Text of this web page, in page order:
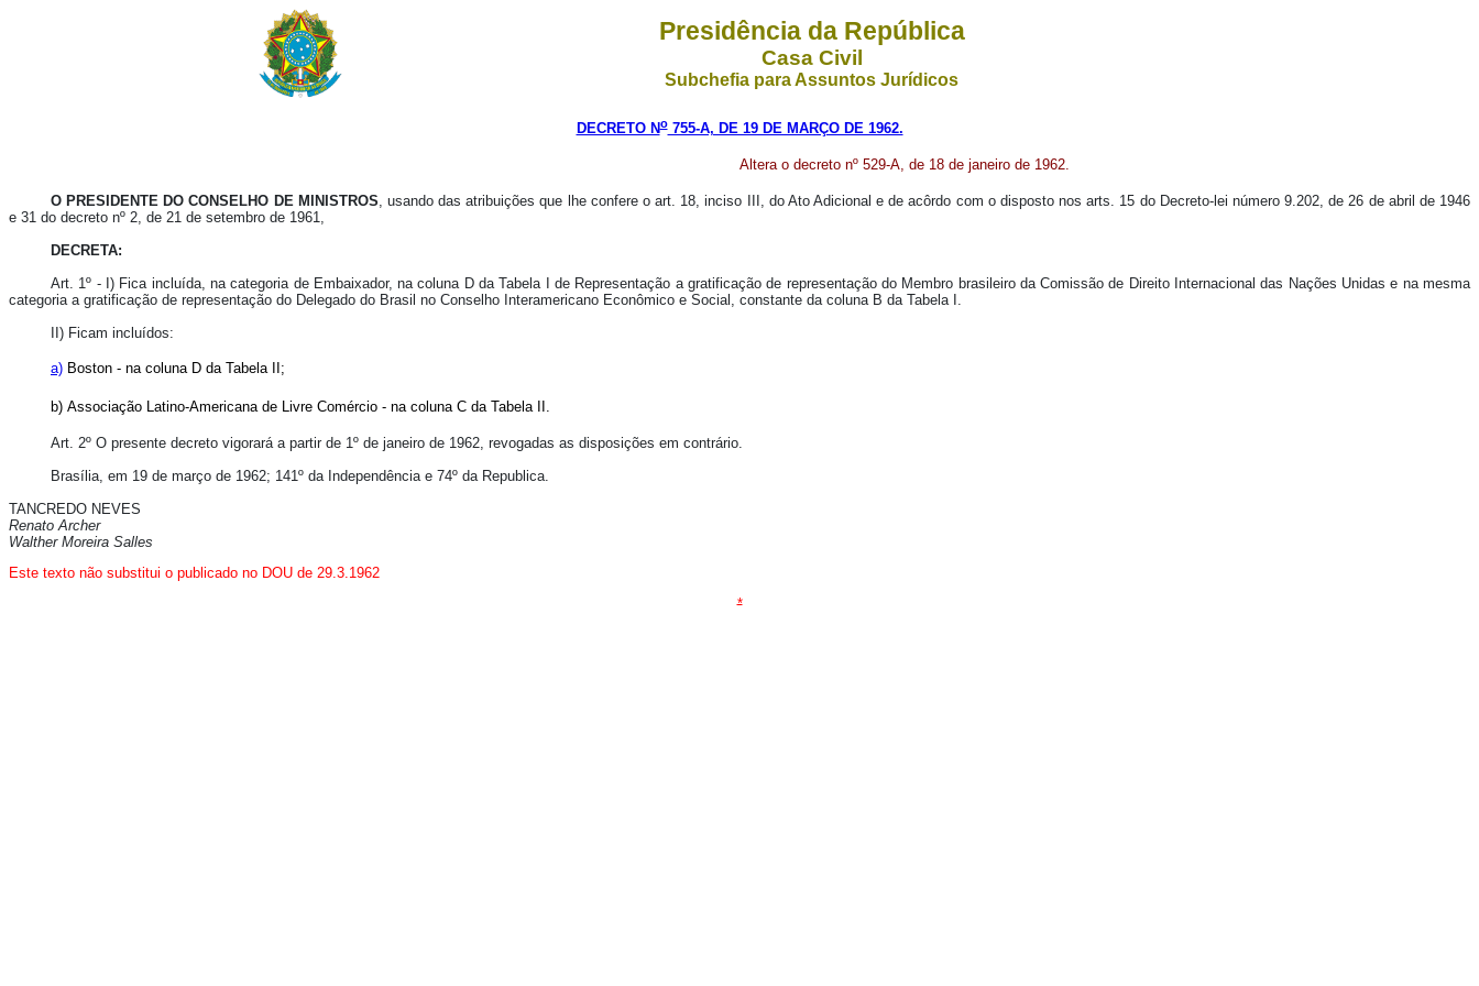
Presidência da República
Casa Civil
Subchefia para Assuntos Jurídicos
DECRETO No755-A, DE 19 DE MARÇO DE 1962.
Altera o decreto nº 529-A, de 18 de janeiro de 1962.
O PRESIDENTE DO CONSELHO DE MINISTROS, usando das atribuições que lhe confere o art. 18, inciso III, do Ato Adicional e de acôrdo com o disposto nos arts. 15 do Decreto-lei número 9.202, de 26 de abril de 1946
e 31 do decreto nº 2, de 21 de setembro de 1961,
DECRETA:
Art. 1º - I) Fica incluída, na categoria de Embaixador, na coluna D da Tabela I de Representação a gratificação de representação do Membro brasileiro da Comissão de Direito Internacional das Nações Unidas e na mesma
categoria a gratificação de representação do Delegado do Brasil no Conselho Interamericano Econômico e Social, constante da coluna B da Tabela I.
II) Ficam incluídos:
a) Boston - na coluna D da Tabela II;
b) Associação Latino-Americana de Livre Comércio - na coluna C da Tabela II.
Art. 2º O presente decreto vigorará a partir de 1º de janeiro de 1962, revogadas as disposições em contrário.
Brasília, em 19 de março de 1962; 141º da Independência e 74º da Republica.
TANCREDO NEVES
Renato Archer
Walther Moreira Salles
Este texto não substitui o publicado no DOU de 29.3.1962
*